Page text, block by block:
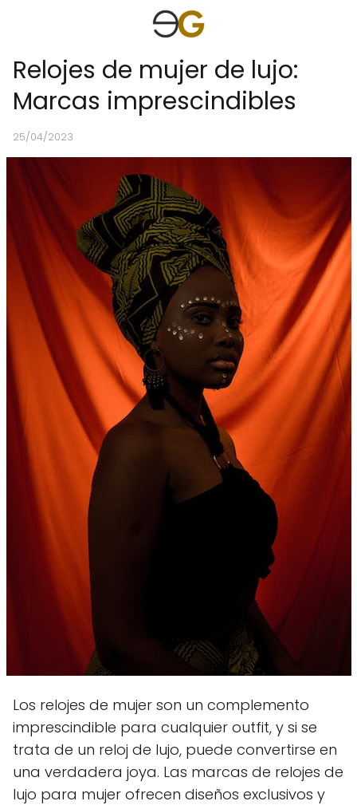
Relojes de mujer de lujo:
Marcas imprescindibles
25/04/2023
Los relojes de mujer son un complemento
imprescindible para cualquier outfit, y si se
trata de un reloj de lujo, puede convertirse en
una verdadera joya. Las marcas de relojes de
lujo para mujer ofrecen diseños exclusivos y